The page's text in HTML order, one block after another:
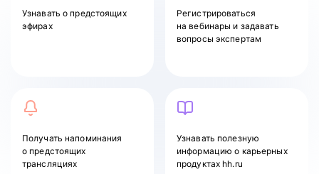
Узнаватьо предстоящих
эфирах
Регистрироваться
на вебинары и задавать
вопросы экспертам
Получать напоминания
о предстоящих
трансляциях
Узнавать полезную
информацию о карьерных
продуктах hh.ru